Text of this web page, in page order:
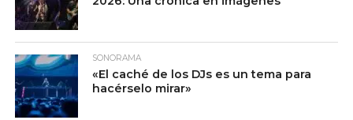
SONORAMA
«El caché de los DJs es un tema para
hacérselo mirar»